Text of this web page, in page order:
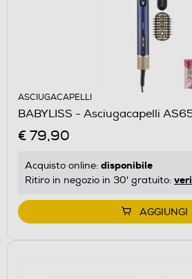
ASCIUGACAPELLI
BABYLISS - Asciugacapelli
€ 79,90
Acquisto online: disponibile
Ritiro in negozio in 30' gratuito:
AGGIUNGI